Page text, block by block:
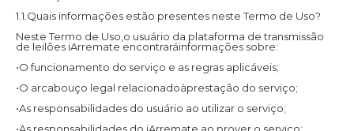
1.1.Quais informações estão presentes neste Termo de Uso?
Neste Termo de Uso,o usuário da plataforma de transmissão
de leilões iArremate encontraráinformações sobre:
•O funcionamento do serviço e as regras aplicáveis;
•O arcabouço legal relacionadoàprestação do serviço;
•As responsabilidades do usuário ao utilizar o serviço;
•As responsabilidades do iArremate ao prover o serviço;